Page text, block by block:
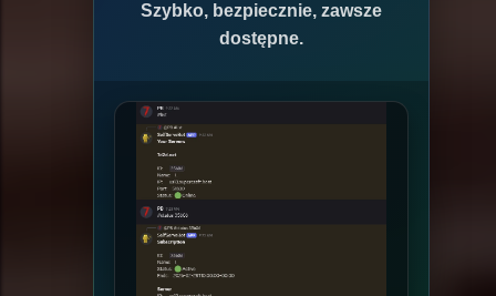
Szybko, bezpiecznie, zawsze
dostępne.